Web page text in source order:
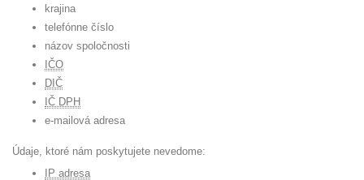
krajina
telefónne číslo
názov spoločnosti
IČO
DIČ
IČ DPH
e-mailová adresa
Údaje, ktoré nám poskytujete nevedome:
IP adresa